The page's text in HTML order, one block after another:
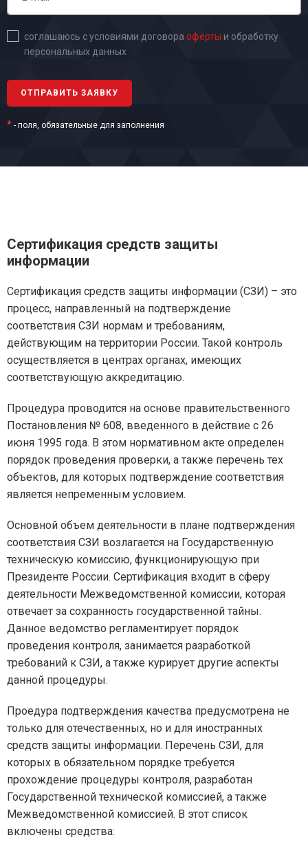
соглашаюсь с условиями договора оферты и обработку
персональных данных
* - поля, обязательные для заполнения
Сертификация средств защиты
информации
Сертификация средств защиты информации (СЗИ) – это
процесс, направленный на подтверждение
соответствия СЗИ нормам и требованиям,
действующим на территории России. Такой контроль
осуществляется в центрах органах, имеющих
соответствующую аккредитацию.
Процедура проводится на основе правительственного
Постановления № 608, введенного в действие с 26
июня 1995 года. В этом нормативном акте определен
порядок проведения проверки, а также перечень тех
объектов, для которых подтверждение соответствия
является непременным условием.
Основной объем деятельности в плане подтверждения
соответствия СЗИ возлагается на Государственную
техническую комиссию, функционирующую при
Президенте России. Сертификация входит в сферу
деятельности Межведомственной комиссии, которая
отвечает за сохранность государственной тайны.
Данное ведомство регламентирует порядок
проведения контроля, занимается разработкой
требований к СЗИ, а также курирует другие аспекты
данной процедуры.
Проедура подтверждения качества предусмотрена не
только для отечественных, но и для иностранных
средств защиты информации. Перечень СЗИ, для
которых в обязательном порядке требуется
прохождение процедуры контроля, разработан
Государственной технической комиссией, а также
Межведомственной комиссией. В этот список
включены средства: